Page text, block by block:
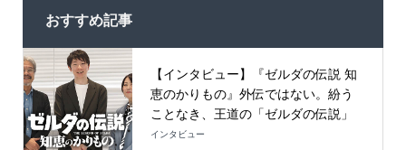
おすすめ記事
【インタビュー】『ゼルダの伝説 知
恵のかりもの』外伝ではない。紛う
ことなき、王道の「ゼルダの伝説」
インタビュー